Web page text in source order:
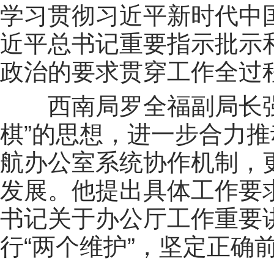
学习贯彻习近平新时代中
近平总书记重要指示批示
政治的要求贯穿工作全过
西南局罗全福副局长
棋”的思想，进一步合力
航办公室系统协作机制，
发展。他提出具体工作要
书记关于办公厅工作重要
行“两个维护” ， 坚定正确